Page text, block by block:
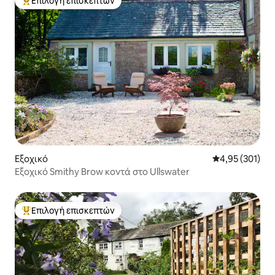
Κορυφαία επιλογή επισκεπτών
Εξοχικό Μέση
4,95 (301)
Εξοχικό Smithy Brow κοντά στο Ullswater
Κορυφαία επιλογή επισκεπτών
Επιλογή επισκεπτών